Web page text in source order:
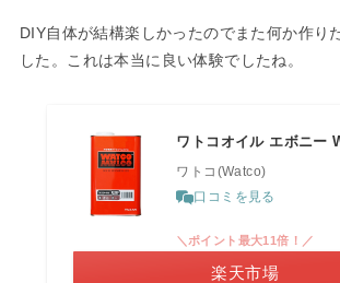
DIY自体が結構楽しかったのでまた何か作り
した。これは本当に良い体験でしたね。
ワトコオイル エボニー
ワトコ(Watco)
口コミを見る
＼ポイント最大11倍！／
楽天市場